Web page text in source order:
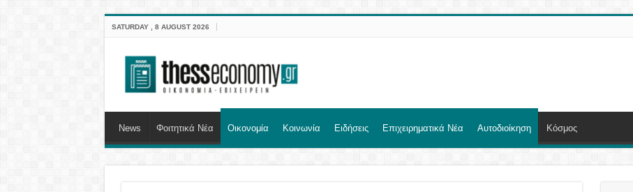
SATURDAY , 8 AUGUST 2026
News Φοιτητικά Νέα Οικονομία Κοινωνία Ειδήσεις Επιχειρηματικά Νέα Αυτοδιοίκηση Κόσμος